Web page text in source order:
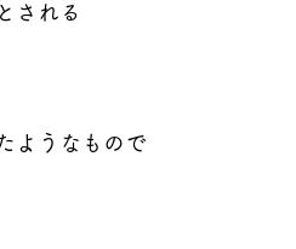
される
ようなもので